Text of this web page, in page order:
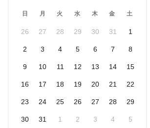
日 月 火 水 木 金 土
26 27 28 29 30 31 1
2 3 4 5 6 7 8
9 10 11 12 13 14 15
16 17 18 19 20 21 22
23 24 25 26 27 28 29
30 31 1 2 3 4 5